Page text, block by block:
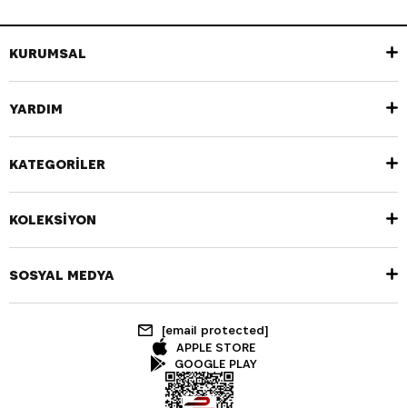
KURUMSAL
YARDIM
KATEGORİLER
KOLEKSİYON
SOSYAL MEDYA
[email protected]
APPLE STORE
GOOGLE PLAY